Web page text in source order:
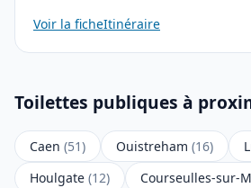
Voir la ficheItinéraire
Toilettes publiques à
Caen (51) Ouistreham (16)
Houlgate (12) Courseulles-sur-